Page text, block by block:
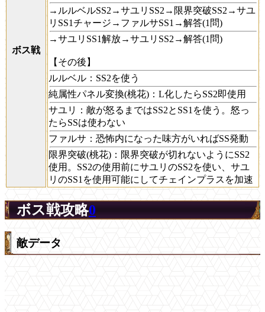
ボス戦
→ルルベルSS2→サユリSS2→限界突破SS2→サユ
リSS1チャージ→ファルサSS1→解答(1問)
→サユリSS1解放→サユリSS2→解答(1問)
【その後】
ルルベル：SS2を使う
純属性パネル変換(桃花)：L化したらSS2即使用
サユリ：敵が怒るまではSS2とSS1を使う。怒っ
たらSSは使わない
ファルサ：恐怖内になった味方がいればSS発動
限界突破(桃花)：限界突破が切れないようにSS2
使用。SS2の使用前にサユリのSS2を使い、サユ
リのSS1を使用可能にしてチェインプラスを加速
ボス戦攻略0
敵データ